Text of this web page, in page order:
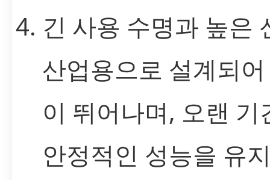
긴 사용 수명과 높은
산업용으로 설계되
이 뛰어나며, 오랜 기
안정적인 성능을 유